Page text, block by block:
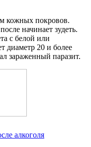
кожных покровов.
начинает зудеть.
с белой или
диаметр 20 и более
зараженный паразит.
алкоголя